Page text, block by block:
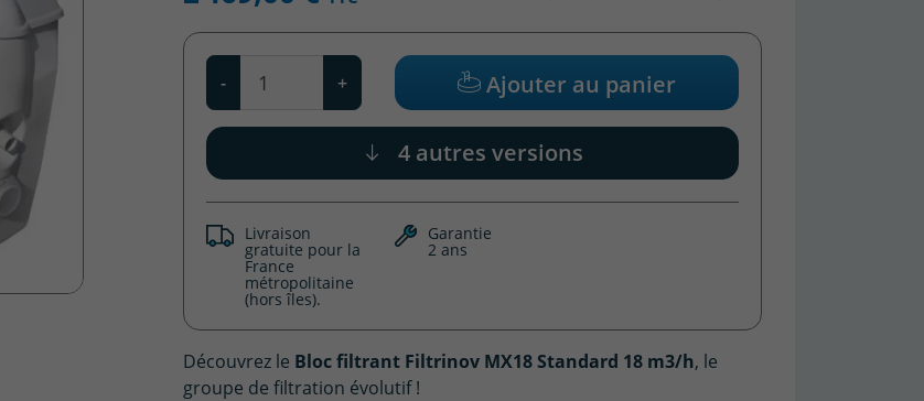
Qté
- + Ajouter au panier
4 autres versions
Livraison
gratuite pour la
France
métropolitaine
(hors îles).
Garantie
2 ans
Découvrez le Bloc filtrant Filtrinov MX18 Standard 18 m3/h, le
groupe de filtration évolutif !